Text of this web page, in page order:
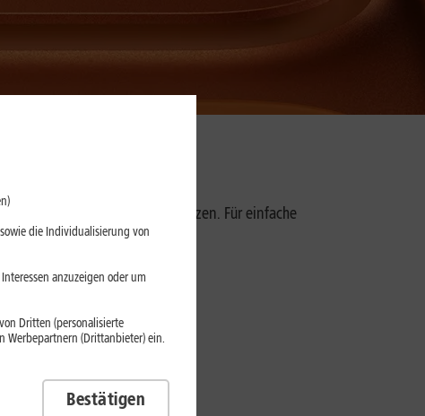
die ihr Handy intensiv nutzen. Für einfache
die Individualisierung von
anzuzeigen oder um
Dritten (personalisierte
Werbepartnern (Drittanbieter) ein.
Bestätigen